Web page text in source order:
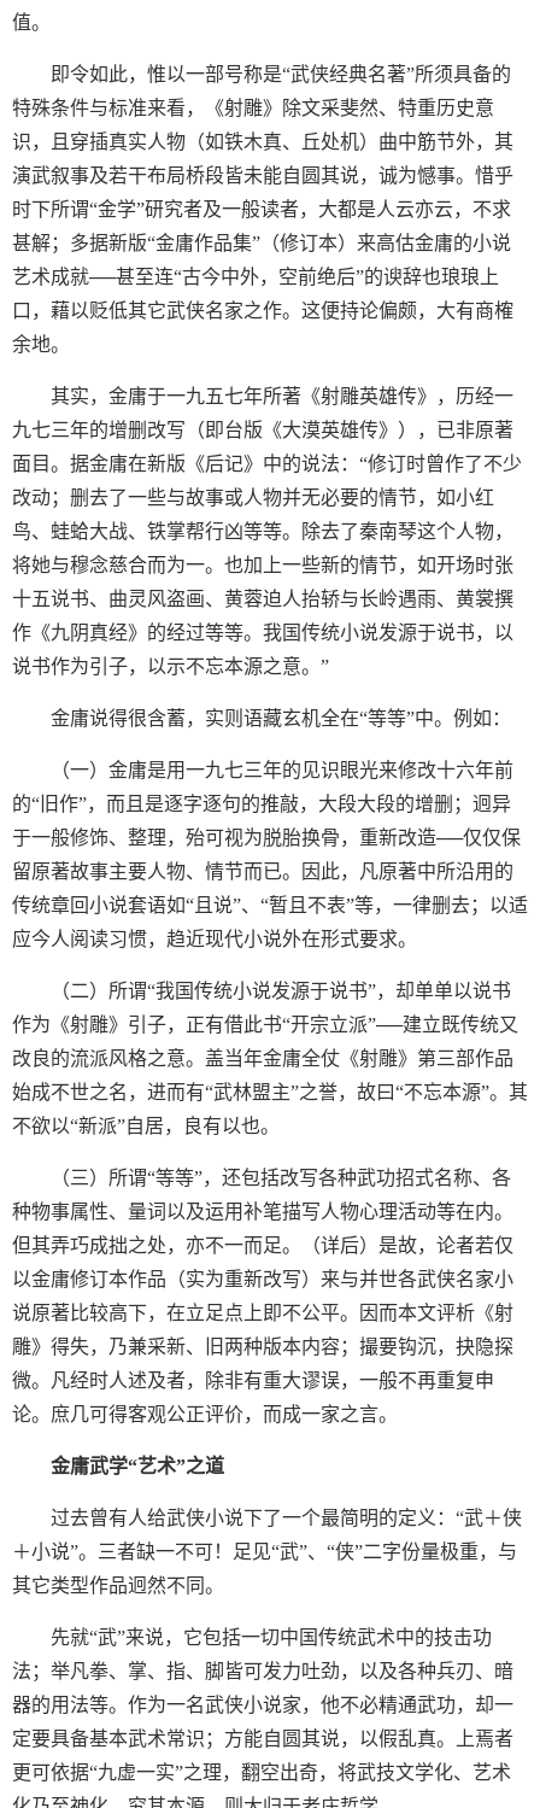
值。
即令如此，惟以一部号称是“武侠经典名著”所须具备的
特殊条件与标准来看，《射雕》除文采斐然、特重历史意
识，且穿插真实人物（如铁木真、丘处机）曲中筋节外，其
演武叙事及若干布局桥段皆未能自圆其说，诚为憾事。惜乎
时下所谓“金学”研究者及一般读者，大都是人云亦云，不求
甚解；多据新版“金庸作品集”（修订本）来高估金庸的小说
艺术成就──甚至连“古今中外，空前绝后”的谀辞也琅琅上
口，藉以贬低其它武侠名家之作。这便持论偏颇，大有商榷
余地。
其实，金庸于一九五七年所著《射雕英雄传》，历经一
九七三年的增删改写（即台版《大漠英雄传》），已非原著
面目。据金庸在新版《后记》中的说法：“修订时曾作了不少
改动；删去了一些与故事或人物并无必要的情节，如小红
鸟、蛙蛤大战、铁掌帮行凶等等。除去了秦南琴这个人物，
将她与穆念慈合而为一。也加上一些新的情节，如开场时张
十五说书、曲灵风盗画、黄蓉迫人抬轿与长岭遇雨、黄裳撰
作《九阴真经》的经过等等。我国传统小说发源于说书，以
说书作为引子，以示不忘本源之意。”
金庸说得很含蓄，实则语藏玄机全在“等等”中。例如：
（一）金庸是用一九七三年的见识眼光来修改十六年前
的“旧作”，而且是逐字逐句的推敲，大段大段的增删；迥异
于一般修饰、整理，殆可视为脱胎换骨，重新改造──仅仅保
留原著故事主要人物、情节而已。因此，凡原著中所沿用的
传统章回小说套语如“且说”、“暂且不表”等，一律删去；以适
应今人阅读习惯，趋近现代小说外在形式要求。
（二）所谓“我国传统小说发源于说书”，却单单以说书
作为《射雕》引子，正有借此书“开宗立派”──建立既传统又
改良的流派风格之意。盖当年金庸全仗《射雕》第三部作品
始成不世之名，进而有“武林盟主”之誉，故曰“不忘本源”。其
不欲以“新派”自居，良有以也。
（三）所谓“等等”，还包括改写各种武功招式名称、各
种物事属性、量词以及运用补笔描写人物心理活动等在内。
但其弄巧成拙之处，亦不一而足。（详后）是故，论者若仅
以金庸修订本作品（实为重新改写）来与并世各武侠名家小
说原著比较高下，在立足点上即不公平。因而本文评析《射
雕》得失，乃兼采新、旧两种版本内容；撮要钩沉，抉隐探
微。凡经时人述及者，除非有重大谬误，一般不再重复申
论。庶几可得客观公正评价，而成一家之言。
金庸武学“艺术”之道
过去曾有人给武侠小说下了一个最简明的定义：“武＋侠
＋小说”。三者缺一不可！足见“武”、“侠”二字份量极重，与
其它类型作品迥然不同。
先就“武”来说，它包括一切中国传统武术中的技击功
法；举凡拳、掌、指、脚皆可发力吐劲，以及各种兵刃、暗
器的用法等。作为一名武侠小说家，他不必精通武功，却一
定要具备基本武术常识；方能自圆其说，以假乱真。上焉者
更可依据“九虚一实”之理，翻空出奇，将武技文学化、艺术